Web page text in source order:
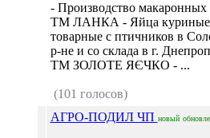
- Производство макаронных
ТМ ЛАНКА - Яйца куриные
товарные с птичников в
р-не и со склада в г.
ТМ ЗОЛОТЕ ЯЄЧКО - ...
(101 голосов)
АГРО-ПОДИЛ ЧП новый